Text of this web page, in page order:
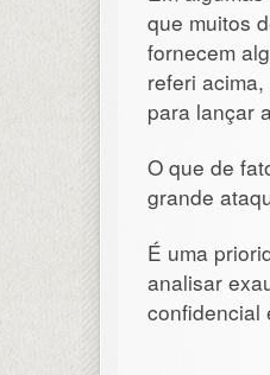
que muitos
fornecem
referi
para lançar
O que de
grande
É uma
analisar